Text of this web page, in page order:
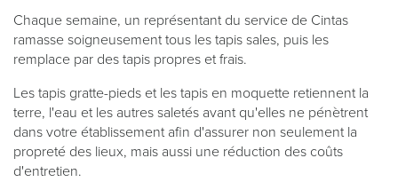
Chaque semaine, un représentant du service de Cintas
ramasse soigneusement tous les tapis sales, puis les
remplace par des tapis propres et frais.
Les tapis gratte-pieds et les tapis en moquette retiennent la
terre, l'eau et les autres saletés avant qu'elles ne pénètrent
dans votre établissement afin d'assurer non seulement la
propreté des lieux, mais aussi une réduction des coûts
d'entretien.